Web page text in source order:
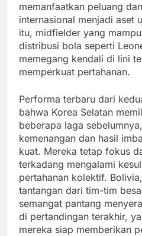
memanfaatkan peluang
internasional menjadi aset
itu, midfielder yang
distribusi bola seperti
memegang kendali di lini
memperkuat pertahanan.
Performa terbaru dari
bahwa Korea Selatan
beberapa laga
kemenangan dan hasil
kuat. Mereka tetap fokus
terkadang mengalami
pertahanan kolektif.
tantangan dari tim-tim
semangat pantang
di pertandingan terakhir,
mereka siap memberikan